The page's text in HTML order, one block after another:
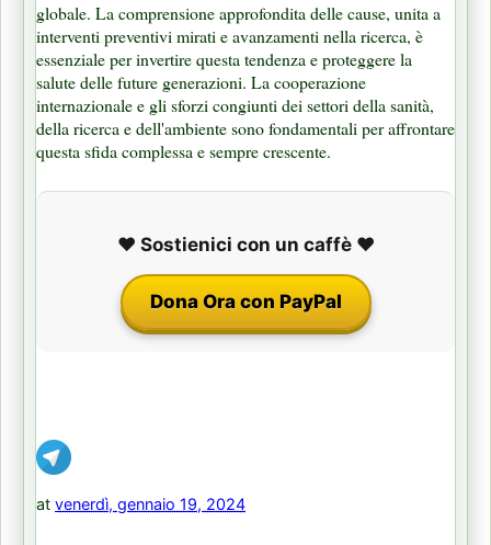
globale. La comprensione approfondita delle cause, unita a
interventi preventivi mirati e avanzamenti nella ricerca, è
essenziale per invertire questa tendenza e proteggere la
salute delle future generazioni. La cooperazione
internazionale e gli sforzi congiunti dei settori della sanità,
della ricerca e dell'ambiente sono fondamentali per affrontare
questa sfida complessa e sempre crescente.
❤️ Sostienici con un caffè ❤️
Dona Ora con PayPal